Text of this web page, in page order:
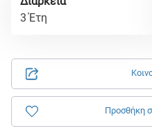
Προσθήκη
3 Έτη